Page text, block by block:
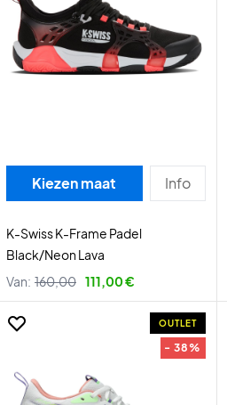
Kiezen maat Info
K-Swiss K-Frame Padel
Black/Neon Lava
Van: 160,00 111,00 €
OUTLET
- 38%